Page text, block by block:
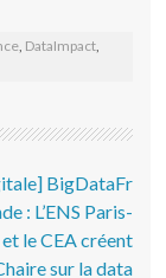
DataImpact
BigDataFr
: L’ENS Paris-
le CEA créent
sur la data